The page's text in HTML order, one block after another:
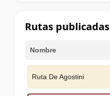
cumbre
Rutas publicadas
Nombre
Ruta De Agostini